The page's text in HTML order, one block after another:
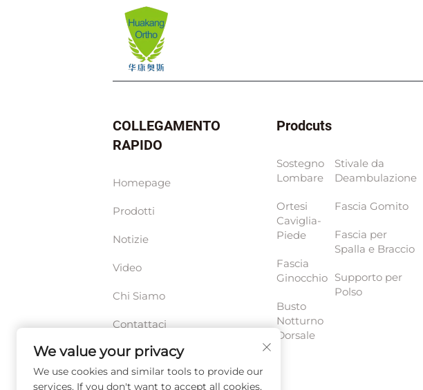
COLLEGAMENTO
RAPIDO
Homepage
Prodotti
Notizie
Video
Chi Siamo
Contattaci
Centro Risorse
Prodcuts
Sostegno
Lombare
Ortesi
Caviglia-
Piede
Fascia
Ginocchio
Busto
Notturno
Dorsale
Stivale da
Deambulazione
Fascia Gomito
Fascia per
Spalla e Braccio
Supporto per
Polso
We value your privacy
We use cookies and similar tools to provide our
services. If you don't want to accept all cookies,